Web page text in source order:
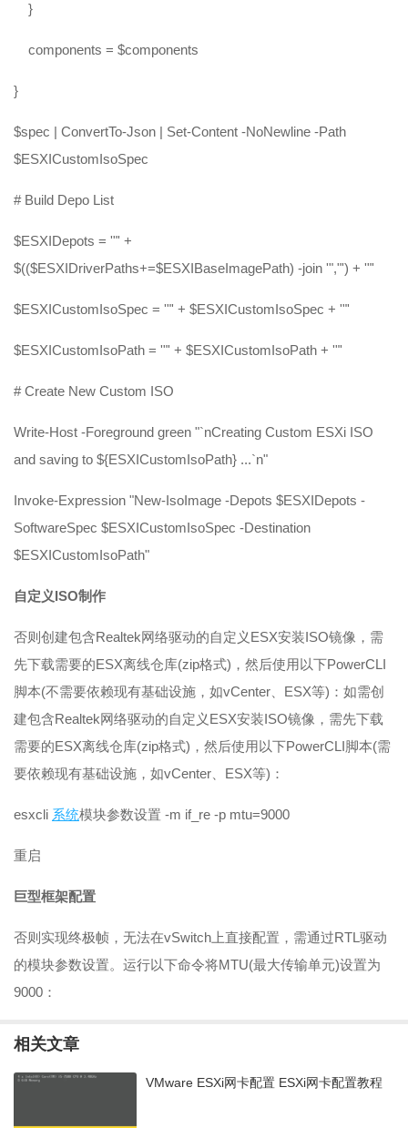
}
components = $components
}
$spec | ConvertTo-Json | Set-Content -NoNewline -Path
$ESXICustomIsoSpec
# Build Depo List
$ESXIDepots = '"' +
$(($ESXIDriverPaths+=$ESXIBaseImagePath) -join '","') + '"'
$ESXICustomIsoSpec = '"' + $ESXICustomIsoSpec + '"'
$ESXICustomIsoPath = '"' + $ESXICustomIsoPath + '"'
# Create New Custom ISO
Write-Host -Foreground green "`nCreating Custom ESXi ISO
and saving to ${ESXICustomIsoPath} ...`n"
Invoke-Expression "New-IsoImage -Depots $ESXIDepots -
SoftwareSpec $ESXICustomIsoSpec -Destination
$ESXICustomIsoPath"
自定义ISO制作
否则创建包含Realtek网络驱动的自定义ESX安装ISO镜像，需
先下载需要的ESX离线仓库(zip格式)，然后使用以下PowerCLI
脚本(不需要依赖现有基础设施，如vCenter、ESX等)：如需创
建包含Realtek网络驱动的自定义ESX安装ISO镜像，需先下载
需要的ESX离线仓库(zip格式)，然后使用以下PowerCLI脚本(需
要依赖现有基础设施，如vCenter、ESX等)：
esxcli 系统模块参数设置 -m if_re -p mtu=9000
重启
巨型框架配置
否则实现终极帧，无法在vSwitch上直接配置，需通过RTL驱动
的模块参数设置。运行以下命令将MTU(最大传输单元)设置为
9000：
相关文章
VMware ESXi网卡配置 ESXi网卡配置教程